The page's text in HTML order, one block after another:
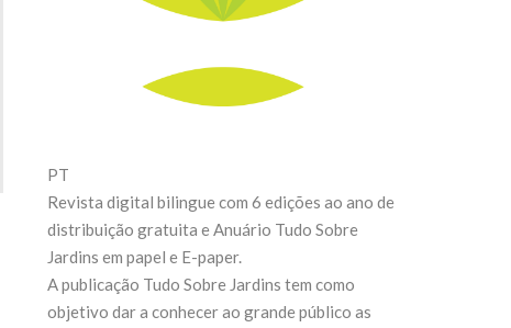
19 de Maio de 2026
CONTINUE READING
PT
Revista digital bilingue com 6 edições ao ano de
distribuição gratuita e Anuário Tudo Sobre
Jardins em papel e E-paper.
A publicação Tudo Sobre Jardins tem como
objetivo dar a conhecer ao grande público as